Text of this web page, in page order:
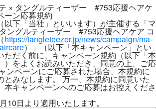
× タングルティーザー #753応援ヘアケ
ーン応募規約
以下「当社」といいます）が主催する「マ
ングルティーザー #753応援ヘアケア コ
https://tangleteezer.jp/news/campaign/ma-
）」（以下「本キャンペーン」とい
ただく前に、キャンペーン規約（以下「本
）をよくお読みいただき、同意の上、ご応
ンペーンにご応募された場合、本規約に
とみなします。 万一、本規約に同意いた
本キャンペーンへのご応募はお控えくださ
10日より適用いたします。